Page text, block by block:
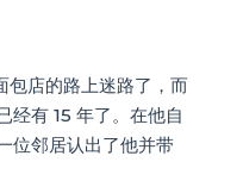
包店的路上迷路了，而
经有 15 年了。在他自
位邻居认出了他并带